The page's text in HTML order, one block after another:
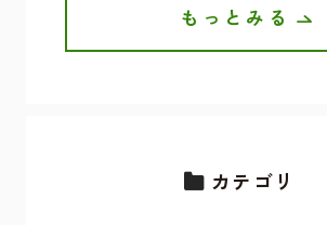
もっとみる
カテゴリ